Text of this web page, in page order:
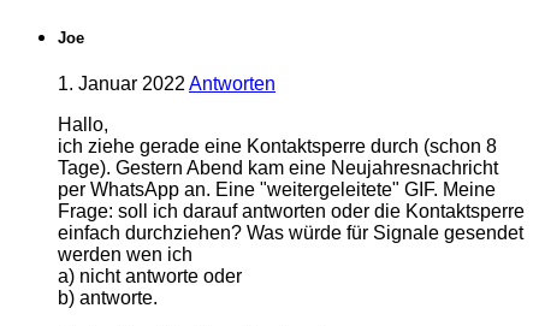
Joe
1. Januar 2022 Antworten
Hallo,
ich ziehe gerade eine Kontaktsperre durch (schon 8
Tage). Gestern Abend kam eine Neujahresnachricht
per WhatsApp an. Eine "weitergeleitete" GIF. Meine
Frage: soll ich darauf antworten oder die Kontaktsperre
einfach durchziehen? Was würde für Signale gesendet
werden wen ich
a) nicht antworte oder
b) antworte.